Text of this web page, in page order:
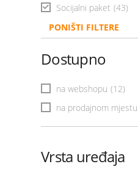
Socijalni paket (43)
PONIŠTI FILTERE
Dostupno
na webshopu (12)
na prodajnom mjestu
Vrsta uređaja